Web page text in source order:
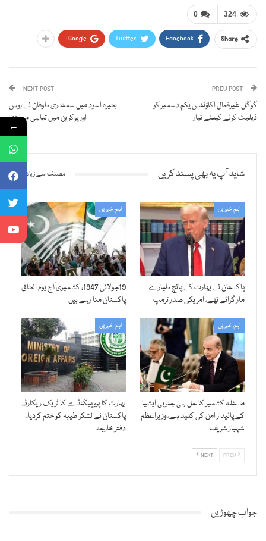
0 324
Share
Facebook
Twitter
Google+
گوگل غیرفعال اکاؤنٹس یکم دسمبر کو
ڈیلیٹ کرنے کیلئے تیار
NEXT POST
بحیرہ اسود میں سمندری طوفان نے روس
اور یوکرین میں تباہی مچا دی
شاید آپ یہ بھی پسند کریں مصنف سے زیادہ
اہم خبریں
پاکستان نے بھارت کے پانچ طیارے
مار گرائے تھے، امریکی صدر ٹرمپ
اہم خبریں
19جولائی 1947، کشمیری آج یوم الحاق
پاکستان منا رہے ہیں
اہم خبریں
مسئلہ کشمیر کا حل ہی جنوبی ایشیا
کے پائیدار امن کی کلید ہے، وزیراعظم
شہباز شریف
اہم خبریں
بھارت کا پروپیگنڈے کا ٹریک ریکارڈ،
پاکستان نے لشکر طیبہ کو ختم کردیا،
دفتر خارجہ
NEXT
جواب چھوڑیں
←